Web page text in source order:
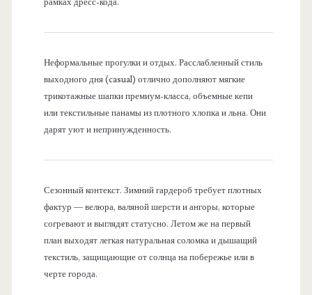
Неформальные прогулки и отдых. Расслабленный стиль
выходного дня (casual) отлично дополняют мягкие
трикотажные шапки премиум-класса, объемные кепи
или текстильные панамы из плотного хлопка и льна. Они
дарят уют и непринужденность.
Сезонный контекст. Зимний гардероб требует плотных
фактур — велюра, валяной шерсти и ангоры, которые
согревают и выглядят статусно. Летом же на первый
план выходят легкая натуральная соломка и дышащий
текстиль, защищающие от солнца на побережье или в
черте города.